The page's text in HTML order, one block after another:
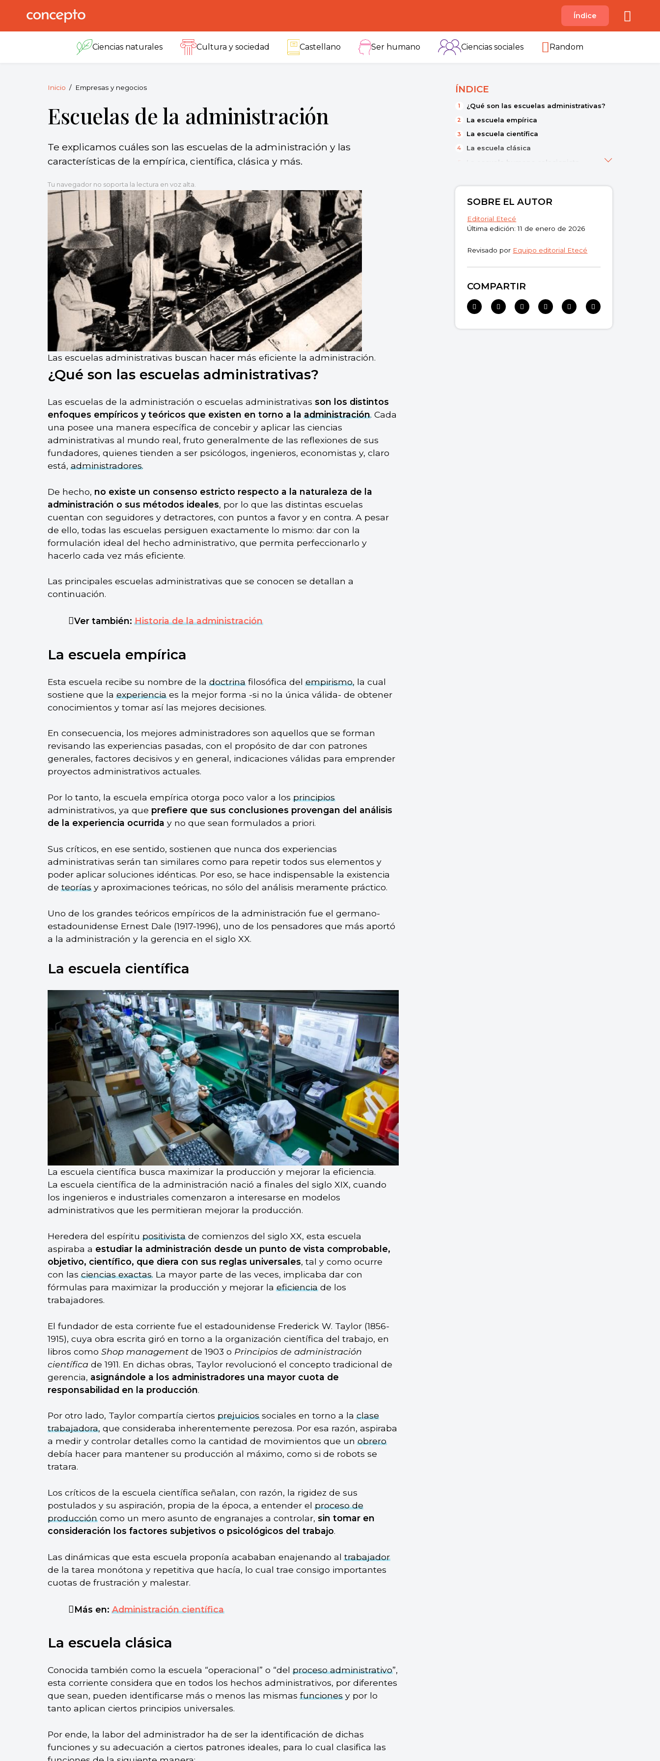
reservados.
B C
Índice
Ciencias naturales Cultura y sociedad Castellano Ser humano Ciencias sociales Random
Inicio Empresas y negocios
Escuelas de la administración
Te explicamos cuáles son las escuelas de la administración y las
características de la empírica, científica, clásica y más.
Tu navegador no soporta la lectura en voz alta.
Las escuelas administrativas buscan hacer más eficiente la administración.
¿Qué son las escuelas administrativas?
Las escuelas de la administración o escuelas administrativas son los distintos
enfoques empíricos y teóricos que existen en torno a laadministración. Cada
una posee una manera específica de concebir y aplicar las ciencias
administrativas al mundo real, fruto generalmente de las reflexiones de sus
fundadores, quienes tienden a ser psicólogos, ingenieros, economistas y, claro
está,administradores.
De hecho, no existe un consenso estricto respecto a la naturaleza de la
administración o sus métodos ideales, por lo que las distintas escuelas
cuentan con seguidores y detractores, con puntos a favor y en contra. A pesar
de ello, todas las escuelas persiguen exactamente lo mismo: dar con la
formulación ideal del hecho administrativo, que permita perfeccionarlo y
hacerlo cada vez más eficiente.
Las principales escuelas administrativas que se conocen se detallan a
continuación.
Ver también:Historia de la administración
La escuela empírica
Esta escuela recibe su nombre de ladoctrinafilosófica delempirismo, la cual
sostiene que laexperienciaes la mejor forma -si no la única válida- de obtener
conocimientos y tomar así las mejores decisiones.
En consecuencia, los mejores administradores son aquellos que se forman
revisando las experiencias pasadas, con el propósito de dar con patrones
generales, factores decisivos y en general, indicaciones válidas para emprender
proyectos administrativos actuales.
Por lo tanto, la escuela empírica otorga poco valor a losprincipios
administrativos, ya que prefiere que sus conclusiones provengan del análisis
de la experiencia ocurrida y no que sean formulados a priori.
Sus críticos, en ese sentido, sostienen que nunca dos experiencias
administrativas serán tan similares como para repetir todos sus elementos y
poder aplicar soluciones idénticas. Por eso, se hace indispensable la existencia
deteoríasy aproximaciones teóricas, no sólo del análisis meramente práctico.
Uno de los grandes teóricos empíricos de la administración fue el germano-
estadounidense Ernest Dale (1917-1996), uno de los pensadores que más aportó
a la administración y la gerencia en el siglo XX.
La escuela científica
La escuela científica busca maximizar la producción y mejorar la eficiencia.
La escuela científica de la administración nació a finales del siglo XIX, cuando
los ingenieros e industriales comenzaron a interesarse en modelos
administrativos que les permitieran mejorar la producción.
Heredera del espíritupositivistade comienzos del siglo XX, esta escuela
aspiraba a estudiar la administración desde un punto de vista comprobable,
objetivo, científico, que diera con sus reglas universales, tal y como ocurre
con lasciencias exactas. La mayor parte de las veces, implicaba dar con
fórmulas para maximizar la producción y mejorar laeficienciade los
trabajadores.
El fundador de esta corriente fue el estadounidense Frederick W. Taylor (1856-
1915), cuya obra escrita giró en torno a la organización científica del trabajo, en
libros como Shop managementde 1903 o Principios de administración
científica de 1911. En dichas obras, Taylor revolucionó el concepto tradicional de
gerencia, asignándole a los administradores una mayor cuota de
responsabilidad en la producción.
Por otro lado, Taylor compartía ciertosprejuiciossociales en torno a laclase
trabajadora, que consideraba inherentemente perezosa. Por esa razón, aspiraba
a medir y controlar detalles como la cantidad de movimientos que unobrero
debía hacer para mantener su producción al máximo, como si de robots se
tratara.
Los críticos de la escuela científica señalan, con razón, la rigidez de sus
postulados y su aspiración, propia de la época, a entender elproceso de
produccióncomo un mero asunto de engranajes a controlar, sin tomar en
consideración los factores subjetivos o psicológicos del trabajo.
Las dinámicas que esta escuela proponía acababan enajenando altrabajador
de la tarea monótona y repetitiva que hacía, lo cual trae consigo importantes
cuotas de frustración y malestar.
Más en:Administración científica
La escuela clásica
Conocida también como la escuela “operacional” o “delproceso administrativo”,
esta corriente considera que en todos los hechos administrativos, por diferentes
que sean, pueden identificarse más o menos las mismasfuncionesy por lo
tanto aplican ciertos principios universales.
Por ende, la labor del administrador ha de ser la identificación de dichas
funciones y su adecuación a ciertos patrones ideales, para lo cual clasifica las
ÍNDICE
¿Qué son las escuelas administrativas?
La escuela empírica
La escuela científica
La escuela clásica
La escuela humano-relacionista
La escuela matemática
La teoría de sistemas
SOBRE EL AUTOR
Editorial Etecé
Última edición: 11 de enero de 2026
Revisado por Equipo editorial Etecé
COMPARTIR